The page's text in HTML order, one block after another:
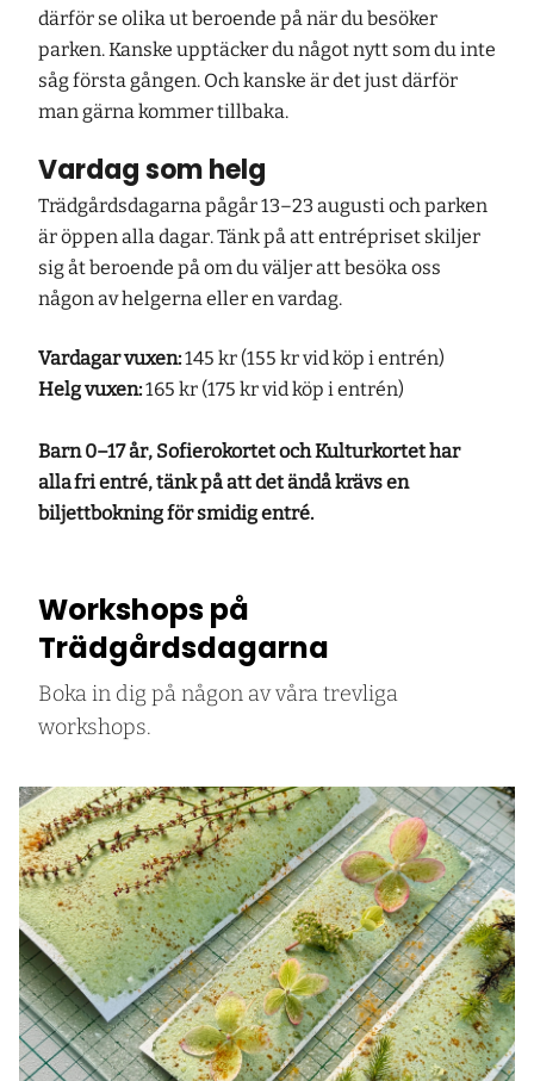
därför se olika ut beroende på när du besöker
parken. Kanske upptäcker du något nytt som du inte
såg första gången. Och kanske är det just därför
man gärna kommer tillbaka.
Vardag som helg
Trädgårdsdagarna pågår 13–23 augusti och parken
är öppen alla dagar. Tänk på att entrépriset skiljer
sig åt beroende på om du väljer att besöka oss
någon av helgerna eller en vardag.
Vardagar vuxen:145 kr (155 kr vid köp i entrén)
Helg vuxen:165 kr (175 kr vid köp i entrén)
Barn 0–17 år, Sofierokortet och Kulturkortet har
alla fri entré, tänk på att det ändå krävs en
biljettbokning för smidig entré.
Workshops på
Trädgårdsdagarna
Boka in dig på någon av våra trevliga
workshops.